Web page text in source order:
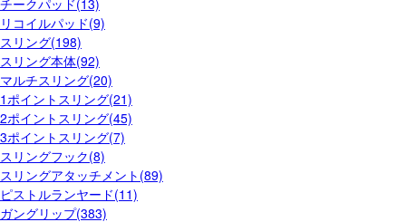
チークパッド(13)
リコイルパッド(9)
スリング(198)
スリング本体(92)
マルチスリング(20)
1ポイントスリング(21)
2ポイントスリング(45)
3ポイントスリング(7)
スリングフック(8)
スリングアタッチメント(89)
ピストルランヤード(11)
ガングリップ(383)